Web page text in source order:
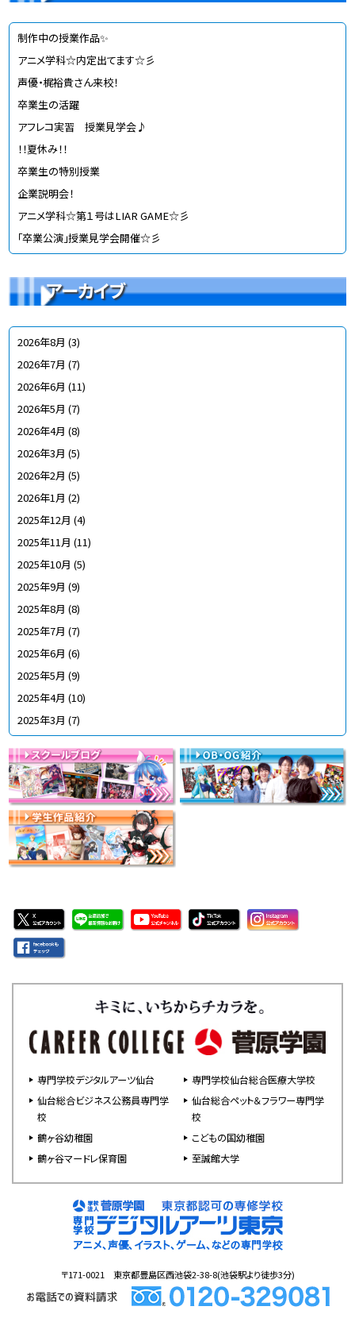
制作中の授業作品✨
アニメ学科☆内定出てます☆彡
声優・梶裕貴さん来校！
卒業生の活躍
アフレコ実習 授業見学会♪
！！夏休み！！
卒業生の特別授業
企業説明会！
アニメ学科☆第１号はLIAR GAME☆彡
「卒業公演」授業見学会開催☆彡
アーカイブ
2026年8月 (3)
2026年7月 (7)
2026年6月 (11)
2026年5月 (7)
2026年4月 (8)
2026年3月 (5)
2026年2月 (5)
2026年1月 (2)
2025年12月 (4)
2025年11月 (11)
2025年10月 (5)
2025年9月 (9)
2025年8月 (8)
2025年7月 (7)
2025年6月 (6)
2025年5月 (9)
2025年4月 (10)
2025年3月 (7)
専門学校デジタルアーツ仙台
専門学校仙台総合医療大学校
仙台総合ビジネス公務員専門学
校
仙台総合ペット＆フラワー専門学
校
鶴ヶ谷幼稚園
こどもの国幼稚園
鶴ヶ谷マードレ保育園
至誠館大学
〒171-0021 東京都豊島区西池袋2-38-8(池袋駅より徒歩3分)